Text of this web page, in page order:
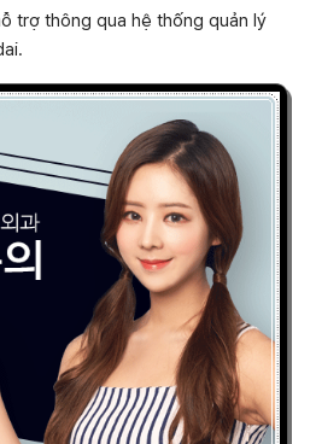
trợ thông qua hệ thống quản lý